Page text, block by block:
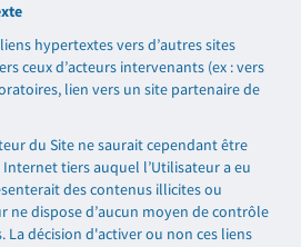
hypertextes vers d’autres sites
ceux d’acteurs intervenants (ex : vers
lien vers un site partenaire de
du Site ne saurait cependant être
tiers auquel l’Utilisateur a eu
des contenus illicites ou
ne dispose d’aucun moyen de contrôle
La décision d'activer ou non ces liens